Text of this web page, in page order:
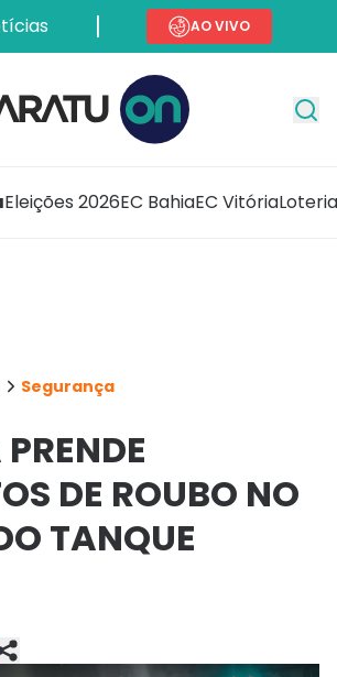
AO VIVO
Eleições 2026EC BahiaEC Vitória
Segurança
DE ROUBO NO
TANQUE